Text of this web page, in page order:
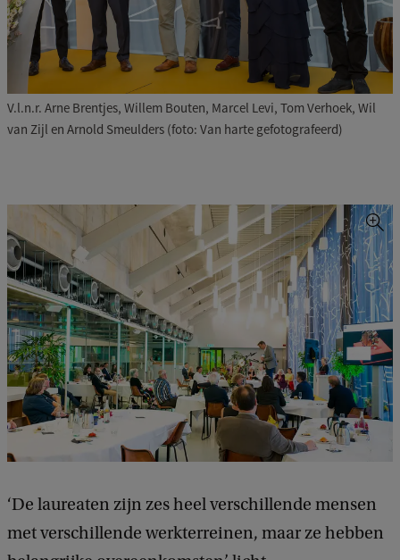
V.l.n.r. Arne Brentjes, Willem Bouten, Marcel Levi, Tom Verhoek, Wil
van Zijl en Arnold Smeulders (foto: Van harte gefotografeerd)
‘De laureaten zijn zes heel verschillende mensen
met verschillende werkterreinen, maar ze hebben